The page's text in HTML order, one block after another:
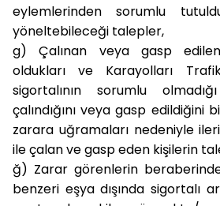
eylemlerinden sorumlu
yöneltebileceği talepler,
g) Çalınan veya gasp
oldukları ve Karayolları
sigortalının sorumlu
çalındığını veya gasp edildiğini
zarara uğramaları nedeniyle
ile çalan ve gasp eden kişilerin
ğ) Zarar görenlerin
benzeri eşya dışında sigortalı